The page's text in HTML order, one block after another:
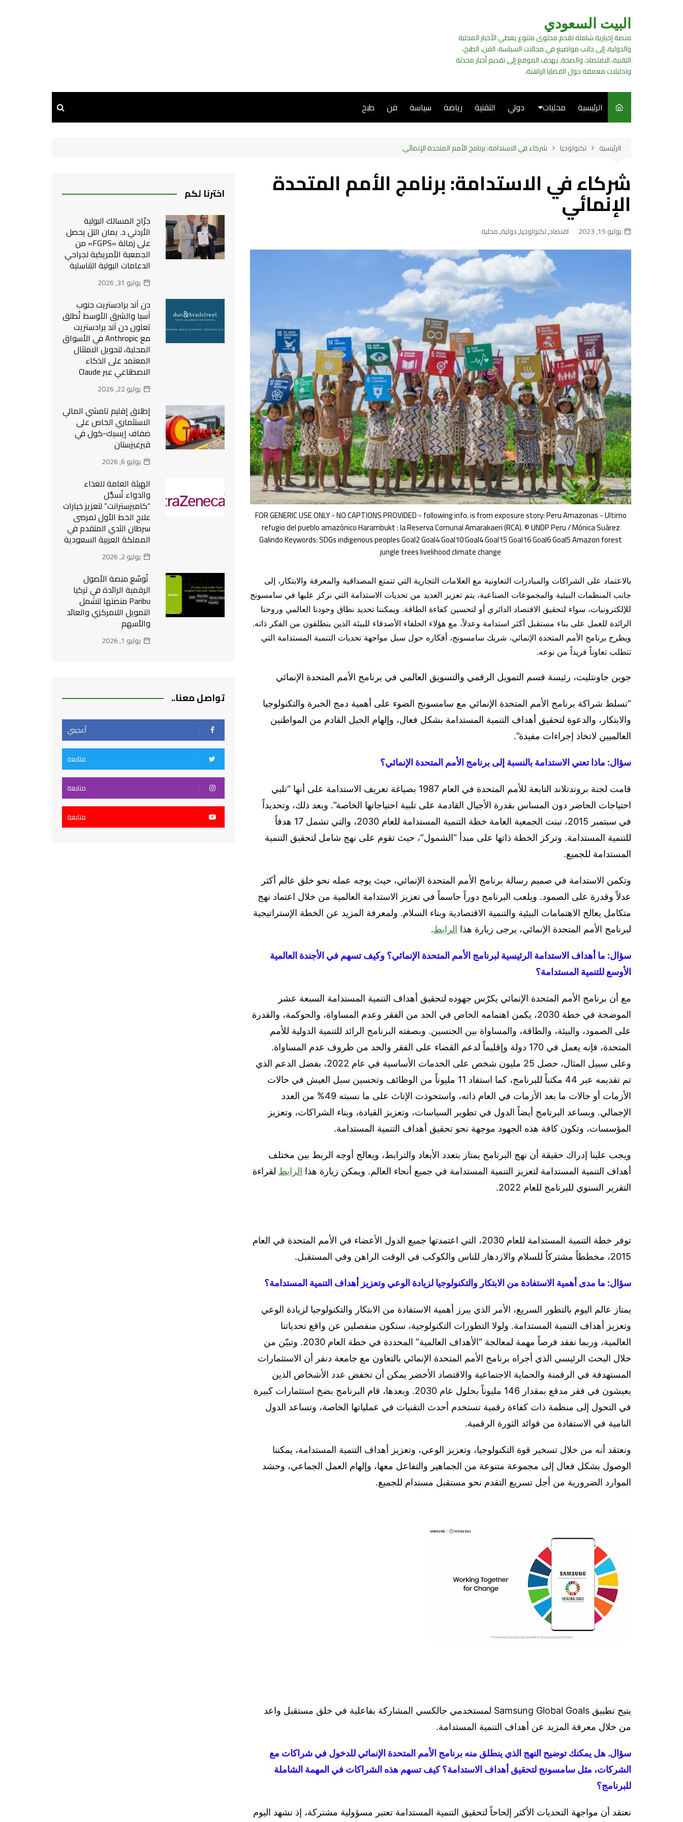
البيت السعودي
منصة إخبارية شاملة تقدم محتوى متنوع يغطي الأخبار المحلية
والدولية، إلى جانب مواضيع في مجالات السياسة، الفن، الطبخ،
التقنية، الاقتصاد، والصحة. يهدف الموقع إلى تقديم أخبار محدثة
وتحليلات معمقة حول القضايا الراهنة.
الرئيسية محليات
طبخ
دولي التقنية رياضة سياسة فن طبخ
الرئيسية تكنولوجيا شركاء في الاستدامة: برنامج الأمم المتحدة الإنمائي
شركاء في الاستدامة: برنامج الأمم المتحدة
الإنمائي
يوليو 15, 2023 اقتصاد,تكنولوجيا,دولية,محلية
FOR GENERIC USE ONLY - NO CAPTIONS PROVIDED - following info. is from exposure story: Peru Amazonas - Ultimo
refugio del pueblo amazónico Harambukt : la Reserva Comunal Amarakaeri (RCA). © UNDP Peru / Mónica Suárez
Galindo Keywords: SDGs indigenous peoples Goal2 Goal4 Goal10 Goal4 Goal15 Goal16 Goal6 Goal5 Amazon forest
jungle trees livelihood climate change
بالاعتماد على الشراكات والمبادرات التعاونية مع العلامات التجارية التي تتمتع المصداقية والمعرفة والابتكار، إلى
جانب المنظمات البيئية والمجموعات الصناعية، يتم تعزيز العديد من تحديات الاستدامة التي نركز عليها في سامسونج
للإلكترونيات، سواء لتحقيق الاقتصاد الدائري أو لتحسين كفاءة الطاقة. ويمكننا تحديد نطاق وجودنا العالمي وروحنا
الرائدة للعمل على بناء مستقبل أكثر استدامة وعدلاً، مع هؤلاء الحلفاء الأصدقاء للبيئة الذين ينطلقون من الفكر ذاته.
ويطرح برنامج الأمم المتحدة الإنمائي، شريك سامسونج، أفكاره حول سبل مواجهة تحديات التنمية المستدامة التي
تتطلب تعاوناً فريداً من نوعه.
جوين جاونتليت، رئيسة قسم التمويل الرقمي والتسويق العالمي في برنامج الأمم المتحدة الإنمائي
“تسلط شراكة برنامج الأمم المتحدة الإنمائي مع سامسونج الضوء على أهمية دمج الخبرة والتكنولوجيا
والابتكار، والدعوة لتحقيق أهداف التنمية المستدامة بشكل فعال، وإلهام الجيل القادم من المواطنين
العالميين لاتخاذ إجراءات مفيدة”.
سؤال: ماذا تعني الاستدامة بالنسبة إلى برنامج الأمم المتحدة الإنمائي؟
قامت لجنة بروندتلاند التابعة للأمم المتحدة في العام 1987 بصياغة تعريف الاستدامة على أنها “تلبي
احتياجات الحاضر دون المساس بقدرة الأجيال القادمة على تلبية احتياجاتها الخاصة”. وبعد ذلك، وتحديداً
في سبتمبر 2015، تبنت الجمعية العامة خطة التنمية المستدامة للعام 2030، والتي تشمل 17 هدفاً
للتنمية المستدامة. وتركز الخطة ذاتها على مبدأ “الشمول”، حيث تقوم على نهج شامل لتحقيق التنمية
المستدامة للجميع.
وتكمن الاستدامة في صميم رسالة برنامج الأمم المتحدة الإنمائي، حيث يوجه عمله نحو خلق عالم أكثر
عدلاً وقدرة على الصمود. ويلعب البرنامج دوراً حاسماً في تعزيز الاستدامة العالمية من خلال اعتماد نهج
متكامل يعالج الاهتمامات البيئية والتنمية الاقتصادية وبناء السلام. ولمعرفة المزيد عن الخطة الإستراتيجية
لبرنامج الأمم المتحدة الإنمائي، يرجى زيارة هذا الرابط.
سؤال: ما أهداف الاستدامة الرئيسية لبرنامج الأمم المتحدة الإنمائي؟ وكيف تسهم في الأجندة العالمية
الأوسع للتنمية المستدامة؟
مع أن برنامج الأمم المتحدة الإنمائي يكرّس جهوده لتحقيق أهداف التنمية المستدامة السبعة عشر
الموضحة في خطة 2030، يكمن اهتمامه الخاص في الحد من الفقر وعدم المساواة، والحوكمة، والقدرة
على الصمود، والبيئة، والطاقة، والمساواة بين الجنسين. وبصفته البرنامج الرائد للتنمية الدولية للأمم
المتحدة، فإنه يعمل في 170 دولة وإقليماً لدعم القضاء على الفقر والحد من ظروف عدم المساواة.
وعلى سبيل المثال، حصل 25 مليون شخص على الخدمات الأساسية في عام 2022، بفضل الدعم الذي
تم تقديمه عبر 44 مكتباً للبرنامج، كما استفاد 11 مليوناً من الوظائف وتحسين سبل العيش في حالات
الأزمات أو حالات ما بعد الأزمات في العام ذاته، واستحوذت الإناث على ما نسبته 49% من العدد
الإجمالي. ويساعد البرنامج أيضاً الدول في تطوير السياسات، وتعزيز القيادة، وبناء الشراكات، وتعزيز
المؤسسات، وتكون كافة هذه الجهود موجهة نحو تحقيق أهداف التنمية المستدامة.
ويجب علينا إدراك حقيقة أن نهج البرنامج يمتاز بتعدد الأبعاد والترابط، ويعالج أوجه الربط بين مختلف
أهداف التنمية المستدامة لتعزيز التنمية المستدامة في جميع أنحاء العالم. ويمكن زيارة هذا الرابط لقراءة
التقرير السنوي للبرنامج للعام 2022.
توفر خطة التنمية المستدامة للعام 2030، التي اعتمدتها جميع الدول الأعضاء في الأمم المتحدة في العام
2015، مخططاً مشتركاً للسلام والازدهار للناس والكوكب في الوقت الراهن وفي المستقبل.
سؤال: ما مدى أهمية الاستفادة من الابتكار والتكنولوجيا لزيادة الوعي وتعزيز أهداف التنمية المستدامة؟
يمتاز عالم اليوم بالتطور السريع، الأمر الذي يبرز أهمية الاستفادة من الابتكار والتكنولوجيا لزيادة الوعي
وتعزيز أهداف التنمية المستدامة. ولولا التطورات التكنولوجية، سنكون منفصلين عن واقع تحدياتنا
العالمية، وربما نفقد فرصاً مهمة لمعالجة “الأهداف العالمية” المحددة في خطة العام 2030. وتبيّن من
خلال البحث الرئيسي الذي أجراه برنامج الأمم المتحدة الإنمائي بالتعاون مع جامعة دنفر أن الاستثمارات
المستهدفة في الرقمنة والحماية الاجتماعية والاقتصاد الأخضر يمكن أن تخفض عدد الأشخاص الذين
يعيشون في فقر مدقع بمقدار 146 مليوناً بحلول عام 2030. وبعدها، قام البرنامج بضخ استثمارات كبيرة
في التحول إلى منظمة ذات كفاءة رقمية تستخدم أحدث التقنيات في عملياتها الخاصة، وتساعد الدول
النامية في الاستفادة من فوائد الثورة الرقمية.
ونعتقد أنه من خلال تسخير قوة التكنولوجيا، وتعزيز الوعي، وتعزيز أهداف التنمية المستدامة، يمكننا
الوصول بشكل فعال إلى مجموعة متنوعة من الجماهير والتفاعل معها، وإلهام العمل الجماعي، وحشد
الموارد الضرورية من أجل تسريع التقدم نحو مستقبل مستدام للجميع.
يتيح تطبيق Samsung Global Goals لمستخدمي جالكسي المشاركة بفاعلية في خلق مستقبل واعد
من خلال معرفة المزيد عن أهداف التنمية المستدامة.
سؤال. هل يمكنك توضيح النهج الذي ينطلق منه برنامج الأمم المتحدة الإنمائي للدخول في شراكات مع
الشركات، مثل سامسونج لتحقيق أهداف الاستدامة؟ كيف تسهم هذه الشراكات في المهمة الشاملة
للبرنامج؟
نعتقد أن مواجهة التحديات الأكثر إلحاحاً لتحقيق التنمية المستدامة تعتبر مسؤولية مشتركة، إذ نشهد اليوم
اخترنا لكم
جرّاح المسالك البولية
الأردني د. يمان التل يحصل
على زمالة «FGPS» من
الجمعية الأمريكية لجراحي
الدعامات البولية التناسلية
يوليو 31, 2026
دن آند برادستريت جنوب
آسيا والشرق الأوسط تُطلق
تعاون دن آند برادستريت
مع Anthropic في الأسواق
المحلية، لتحويل الامتثال
المعتمد على الذكاء
الاصطناعي عبر Claude
يوليو 22, 2026
إطلاق إقليم تامشي المالي
الاستثماري الخاص على
ضفاف إيسيك-كول في
قيرغيزستان
يوليو 6, 2026
الهيئة العامة للغذاء
والدواء تُسجِّل
“كاميزسترانت” لتعزيز خيارات
علاج الخط الأول لمرضى
سرطان الثدي المتقدم في
المملكة العربية السعودية
يوليو 2, 2026
تُوسّع منصة الأصول
الرقمية الرائدة في تركيا
Paribu منصتها لتشمل
التمويل اللامركزي والعائد
والأسهم
يوليو 1, 2026
تواصل معنا..
أعجبني
متابعة
متابعة
متابعة